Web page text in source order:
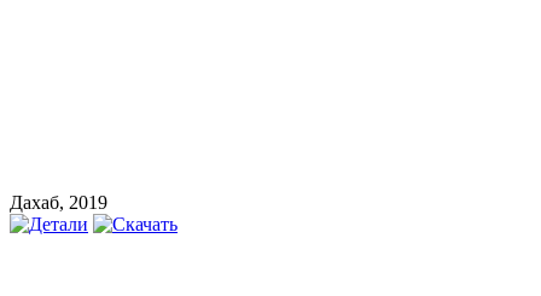
Дахаб, 2019